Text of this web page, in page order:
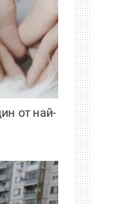
от най-